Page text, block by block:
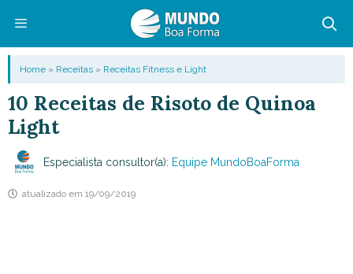
conteúdo
Menu
Home » Receitas » Receitas Fitness e Light
10 Receitas de Risoto de Quinoa
Light
Especialista consultor(a): Equipe MundoBoaForma
atualizado em 19/09/2019